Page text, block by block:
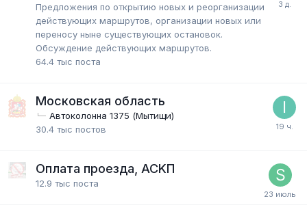
Предложения по открытию новых и реорганизации
действующих маршрутов, организации новых или
переносу ныне существующих остановок.
Обсуждение действующих маршрутов.
64.4 тыс поста
Московская область
Автоколонна 1375 (Мытищи)
30.4 тыс постов
Оплата проезда, АСKП
12.9 тыс поста